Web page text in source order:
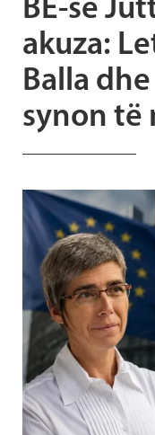
BE-së
akuza:
Balla
synon të